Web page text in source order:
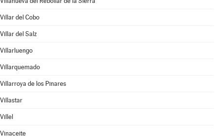
Villar del Cobo
Villar del Salz
Villarluengo
Villarquemado
Villarroya de los Pinares
Villastar
Villel
Vinaceite